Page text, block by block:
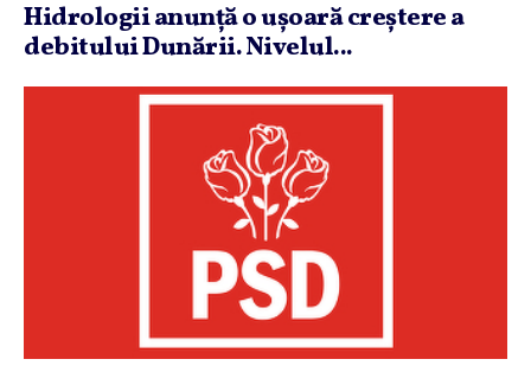
Hidrologii anunţă o uşoară creştere a
debitului Dunării. Nivelul...